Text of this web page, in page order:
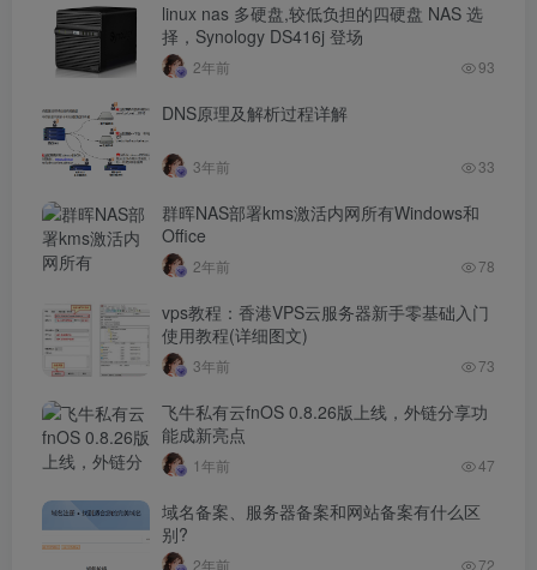
linux nas 多硬盘,较低负担的四硬盘 NAS 选
择，Synology DS416j 登场
2年前 93
DNS原理及解析过程详解
3年前 33
群晖NAS部署kms激活内网所有Windows和
Office
2年前 78
vps教程：香港VPS云服务器新手零基础入门
使用教程(详细图文)
3年前 73
飞牛私有云fnOS 0.8.26版上线，外链分享功
能成新亮点
1年前 47
域名备案、服务器备案和网站备案有什么区
别?
2年前 72